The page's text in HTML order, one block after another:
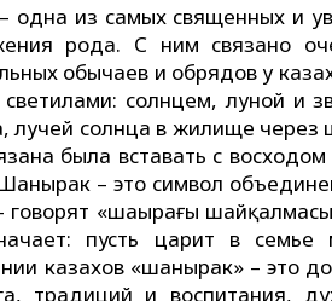
одна из самых священных и
рода. С ним связано
обычаев и обрядов у
солнцем, луной и
лучей солнца в жилище
была вставать с
– это символ
говорят «шаңырағың
пусть царит в
казахов «шанырак» – это
традиций и воспитания,